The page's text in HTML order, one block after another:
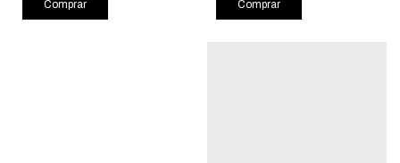
Comprar Comprar